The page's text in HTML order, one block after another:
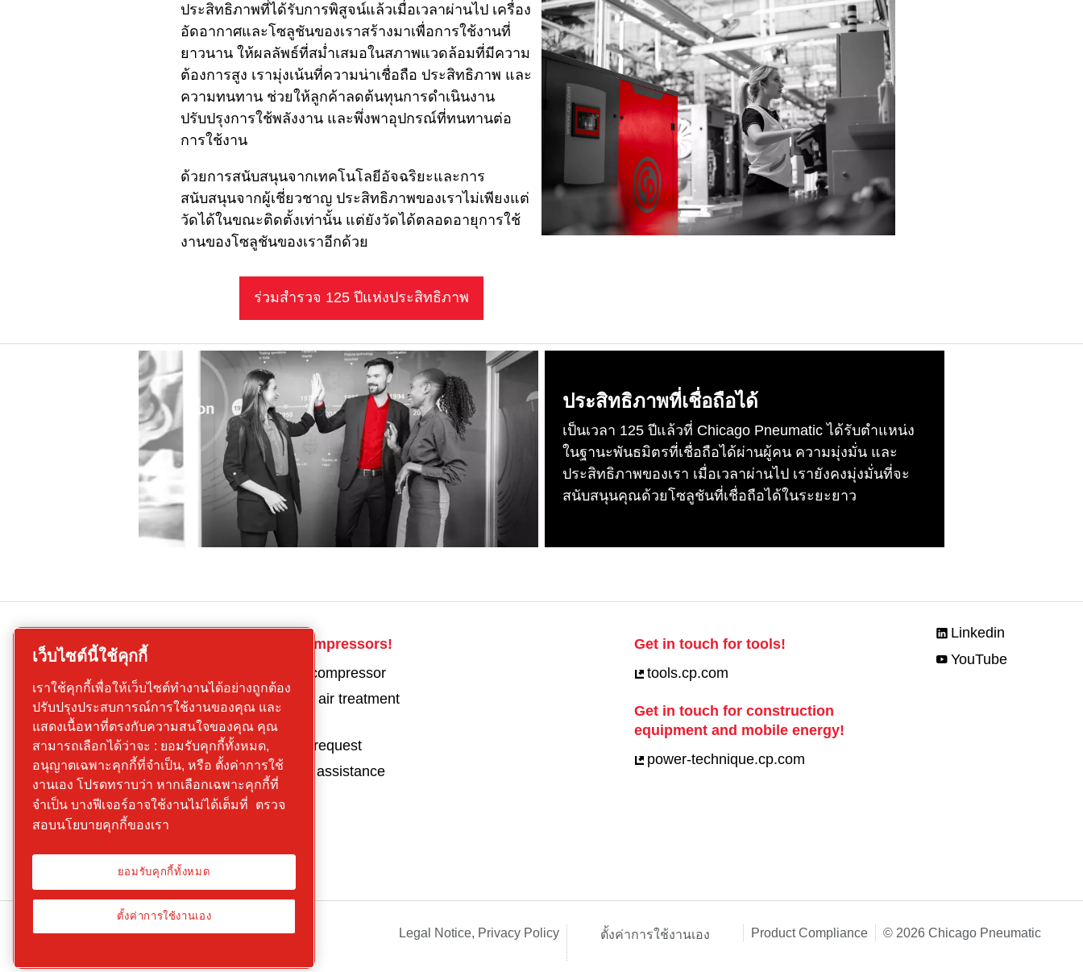
ประสิทธิภาพที่ได้รับการพิสูจน์แล้วเมื่อเวลาผ่านไป เครื่อง
อัดอากาศและโซลูชันของเราสร้างมาเพื่อการใช้งานที่
ยาวนาน ให้ผลลัพธ์ที่สม่ำเสมอในสภาพแวดล้อมที่มีความ
ต้องการสูง เรามุ่งเน้นที่ความน่าเชื่อถือ ประสิทธิภาพ และ
ความทนทาน ช่วยให้ลูกค้าลดต้นทุนการดําเนินงาน
ปรับปรุงการใช้พลังงาน และพึ่งพาอุปกรณ์ที่ทนทานต่อ
การใช้งาน
ด้วยการสนับสนุนจากเทคโนโลยีอัจฉริยะและการ
สนับสนุนจากผู้เชี่ยวชาญ ประสิทธิภาพของเราไม่เพียงแต่
วัดได้ในขณะติดตั้งเท่านั้น แต่ยังวัดได้ตลอดอายุการใช้
งานของโซลูชันของเราอีกด้วย
ร่วมสำรวจ 125 ปีแห่งประสิทธิภาพ
ประสิทธิภาพที่เชื่อถือได้
เป็นเวลา 125 ปีแล้วที่ Chicago Pneumatic ได้รับตําแหน่ง
ในฐานะพันธมิตรที่เชื่อถือได้ผ่านผู้คน ความมุ่งมั่น และ
ประสิทธิภาพของเรา เมื่อเวลาผ่านไป เรายังคงมุ่งมั่นที่จะ
สนับสนุนคุณด้วยโซลูชันที่เชื่อถือได้ในระยะยาว
CP
compressors
Find what you are
looking for
Screw
compressors
Piston
Compressors
Air treatment
Service
Get in touch for compressors!
Get a quote for a compressor
Get a quote for an air treatment
product
Parts and service request
Request technical assistance
Get in touch for tools!
tools.cp.com
Get in touch for construction
equipment and mobile energy!
power-technique.cp.com
Linkedin
YouTube
Legal Notice, Privacy Policy ตั้งค่าการใช้งานเอง Product Compliance © 2026 Chicago Pneumatic
เว็บไซต์นี้ใช้คุกกี้
เราใช้คุกกี้เพื่อให้เว็บไซต์ทำงานได้อย่างถูกต้อง
ปรับปรุงประสบการณ์การใช้งานของคุณ และ
แสดงเนื้อหาที่ตรงกับความสนใจของคุณ คุณ
สามารถเลือกได้ว่าจะ : ยอมรับคุกกี้ทั้งหมด,
อนุญาตเฉพาะคุกกี้ที่จำเป็น, หรือ ตั้งค่าการใช้
งานเอง โปรดทราบว่า หากเลือกเฉพาะคุกกี้ที่
จำเป็น บางฟีเจอร์อาจใช้งานไม่ได้เต็มที่
ตรวจ
สอบนโยบายคุกกี้ของเรา
ยอมรับคุกกี้ทั้งหมด
ตั้งค่าการใช้งานเอง